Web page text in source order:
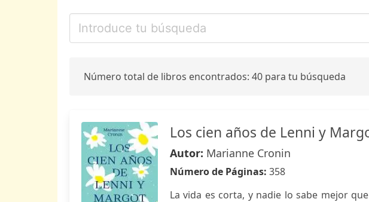
Número total de libros encontrados: 40 para tu búsqueda
Los cien años de Lenni y
Autor: Marianne Cronin
Número de Páginas: 358
La vida es corta, y nadie lo sabe mejor